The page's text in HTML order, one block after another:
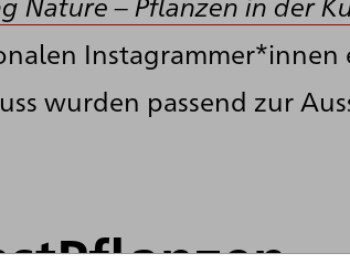
wurden passend zur